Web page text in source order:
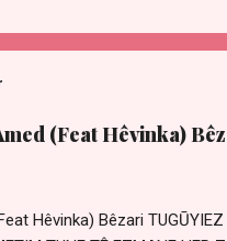
(Feat Hêvinka)
Hêvinka) Bêzari